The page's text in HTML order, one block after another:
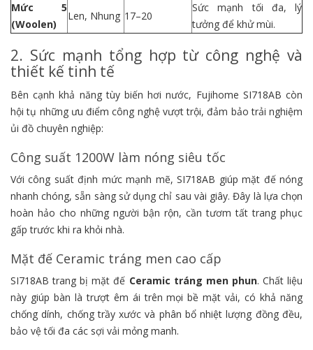
Mức 5
(Woolen)
Len, Nhung 17–20
Sức mạnh tối đa, lý
tưởng để khử mùi.
2. Sức mạnh tổng hợp từ công nghệ và
thiết kế tinh tế
Bên cạnh khả năng tùy biến hơi nước, Fujihome SI718AB còn
hội tụ những ưu điểm công nghệ vượt trội, đảm bảo trải nghiệm
ủi đồ chuyên nghiệp:
Công suất 1200W làm nóng siêu tốc
Với công suất định mức mạnh mẽ, SI718AB giúp mặt đế nóng
nhanh chóng, sẵn sàng sử dụng chỉ sau vài giây. Đây là lựa chọn
hoàn hảo cho những người bận rộn, cần tươm tất trang phục
gấp trước khi ra khỏi nhà.
Mặt đế Ceramic tráng men cao cấp
SI718AB trang bị mặt đế Ceramic tráng men phun. Chất liệu
này giúp bàn là trượt êm ái trên mọi bề mặt vải, có khả năng
chống dính, chống trầy xước và phân bổ nhiệt lượng đồng đều,
bảo vệ tối đa các sợi vải mỏng manh.